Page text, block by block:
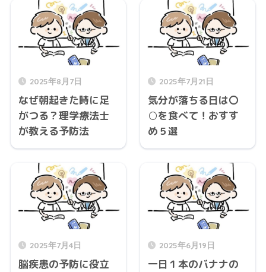
2025年8月7日
なぜ朝起きた時に足
がつる？理学療法士
が教える予防法
2025年7月21日
気分が落ちる日は〇
○を食べて！おすす
め５選
2025年7月4日
脳疾患の予防に役立
2025年6月19日
一日１本のバナナの